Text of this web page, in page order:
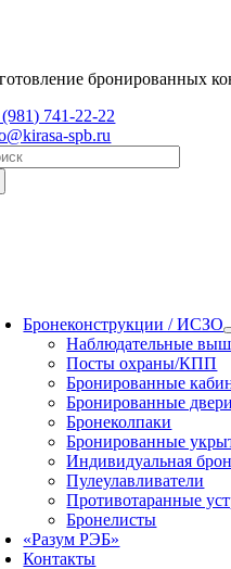
бронированных
741-22-22
spb.ru
Бронеконструкции / ИСЗО
Наблюдательные
Посты охраны/КПП
Бронированные
Бронированные
Бронеколпаки
Бронированные
Индивидуальная
Пулеулавливатели
Противотаранные
Бронелисты
«Разум РЭБ»
Контакты